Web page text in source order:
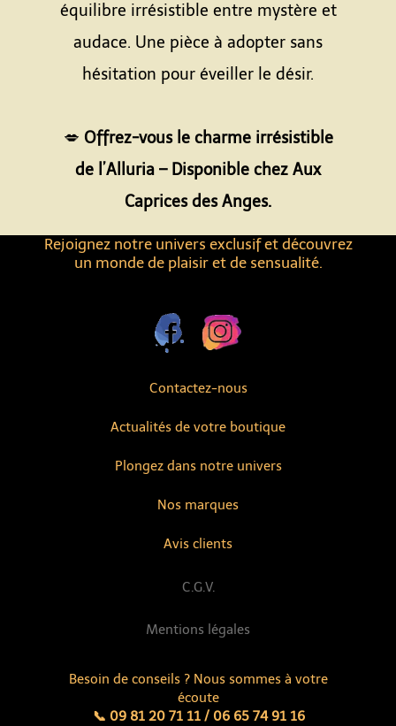
Contactez-nous
Actualités de votre boutique
Avis clients
Nos marques
Rejoignez notre univers exclusif et découvrez
un monde de plaisir et de sensualité.
Besoin de conseils ? Nous sommes à votre
écoute
📞 09 81 20 71 11 / 06 65 74 91 16
Plongez dans notre univers
Mentions légales
C.G.V.
équilibre irrésistible entre mystère et
audace. Une pièce à adopter sans
hésitation pour éveiller le désir.
💋 Offrez-vous le charme irrésistible
de l’Alluria – Disponible chez Aux
Caprices des Anges.